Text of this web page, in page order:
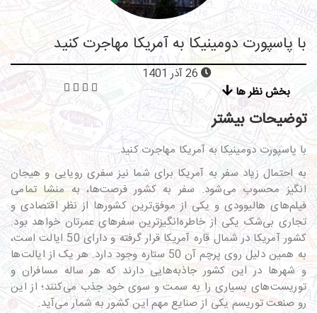
با پاسپورت دومینیکا به آمریکا مهاجرت کنید
بخش نظر ها
توضیحات بیشتر
با پاسپورت دومینیکا به آمریکا مهاجرت کنید.
به احتمال زیاد سفر به آمریکا برای شما نیز سفری رویایی و هیجان
انگیز محسوب می‌شود. سفر به کشور فرصت‌ها، به منشا تمامی
فیلم‌های هالیوودی و یکی از موفق‌ترین کشورها از نظر اقتصادی و
تجاری بی‌شک یکی از خاطره‌انگیزترین سفرهای عمرتان خواهد بود.
کشور آمریکا در شمال قاره آمریکا قرار گرفته و دارای 50 ایالت است،
به همین دلیل روی پرچم آن 50 ستاره وجود دارد. هر یک از ایالت‌ها
و شهرها در این کشور جاذبه‌هایی دارند که هر ساله مسافران و
توریست‌های بسیاری را به سمت و سوی خود جذب می‌کنند؛ از این
رو صنعت توریسم یکی از صنایع مهم این کشور به شمار می‌آید.